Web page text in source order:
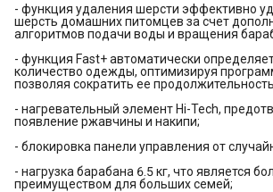
- функция удаления шерсти эффективно
шерсть домашних питомцев за счет
алгоритмов подачи воды и вращения
- функция Fast+ автоматически
количество одежды, оптимизируя
позволяя сократить ее
- нагревательный элемент Hi-Tech,
появление ржавчины и накипи;
- блокировка панели управления от
- нагрузка барабана 6.5 кг, что является
преимуществом для больших семей;